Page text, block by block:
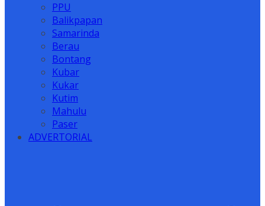
PPU
Balikpapan
Samarinda
Berau
Bontang
Kubar
Kukar
Kutim
Mahulu
Paser
ADVERTORIAL